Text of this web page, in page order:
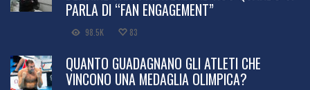
PARLA DI “FAN ENGAGEMENT”
98.5K 83
QUANTO GUADAGNANO GLI ATLETI CHE
VINCONO UNA MEDAGLIA OLIMPICA?